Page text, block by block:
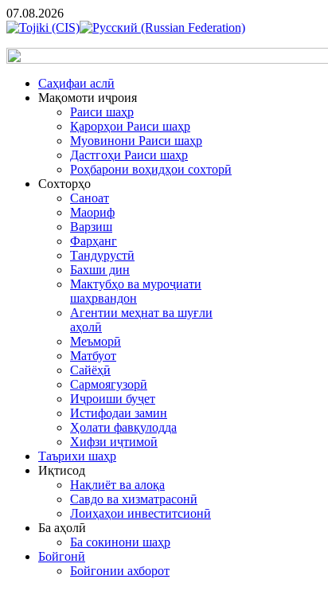
07.08.2026
Cаҳифаи аслӣ
Мақомоти иҷроия
Раиси шаҳр
Қарорҳои Раиси шаҳр
Муовинони Раиси шаҳр
Дастгоҳи Раиси шаҳр
Роҳбарони воҳидҳои сохторӣ
Сохторҳо
Саноат
Маориф
Варзиш
Фарҳанг
Тандурустӣ
Бахши дин
Мактубҳо ва муроҷиати
шаҳрвандон
Агентии меҳнат ва шуғли
аҳолӣ
Меъморӣ
Матбуот
Сайёҳӣ
Сармоягузорӣ
Иҷроиши буҷет
Истифодаи замин
Ҳолати фавқулодда
Хифзи иҷтимоӣ
Таърихи шаҳр
Иқтисод
Нақлиёт ва алоқа
Савдо ва хизматрасонӣ
Лоиҳаҳои инвеститсионӣ
Ба аҳолӣ
Ба сокинони шаҳр
Бойгонӣ
Бойгонии ахборот